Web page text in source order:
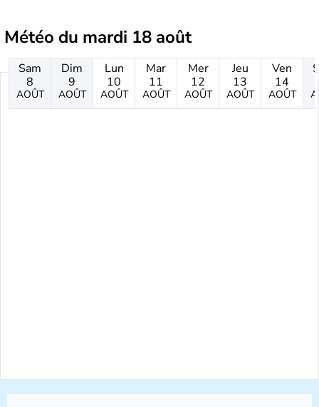
Météo du mardi 18 août
Sam
8
AOÛT
Dim
9
AOÛT
Lun
10
AOÛT
Mar
11
AOÛT
Mer
12
AOÛT
Jeu
13
AOÛT
Ven
14
AOÛT